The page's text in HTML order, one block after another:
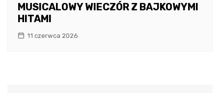
MUSICALOWY WIECZÓR Z BAJKOWYMI
HITAMI
11 czerwca 2026